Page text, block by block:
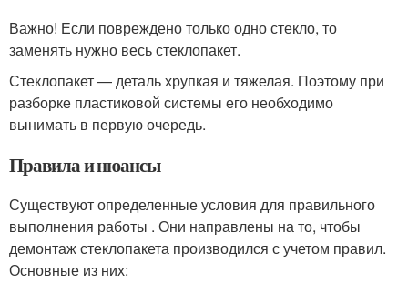
Важно! Если повреждено только одно стекло, то
заменять нужно весь стеклопакет.
Стеклопакет — деталь хрупкая и тяжелая. Поэтому при
разборке пластиковой системы его необходимо
вынимать в первую очередь.
Правила и нюансы
Существуют определенные условия для правильного
выполнения работы . Они направлены на то, чтобы
демонтаж стеклопакета производился с учетом правил.
Основные из них: